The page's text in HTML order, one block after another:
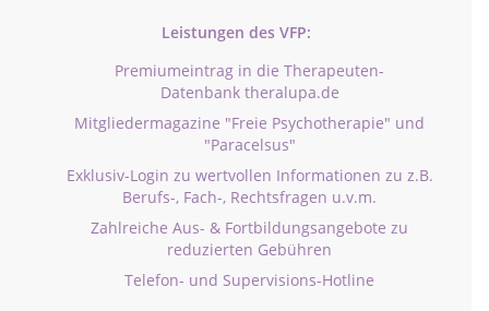
Leistungen des VFP:
Premiumeintrag in die Therapeuten-
Datenbank theralupa.de
Mitgliedermagazine "Freie Psychotherapie" und
"Paracelsus"
Exklusiv-Login zu wertvollen Informationen zu z.B.
Berufs-, Fach-, Rechtsfragen u.v.m.
Zahlreiche Aus- & Fortbildungsangebote zu
reduzierten Gebühren
Telefon- und Supervisions-Hotline